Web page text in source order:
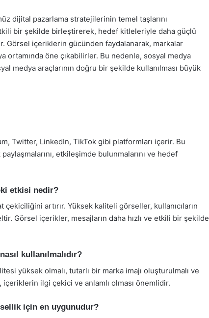
dijital pazarlama stratejilerinin temel taşlarını
bir şekilde birleştirerek, hedef kitleleriyle daha güçlü
Görsel içeriklerin gücünden faydalanarak, markalar
ortamında öne çıkabilirler. Bu nedenle, sosyal medya
medya araçlarının doğru bir şekilde kullanılması büyük
Twitter, LinkedIn, TikTok gibi platformları içerir. Bu
etkileşimde bulunmalarını ve hedef
etkisi nedir?
artırır. Yüksek kaliteli görseller, kullanıcıların
Görsel içerikler, mesajların daha hızlı ve etkili bir şekilde
kullanılmalıdır?
yüksek olmalı, tutarlı bir marka imajı oluşturulmalı ve
içeriklerin ilgi çekici ve anlamlı olması önemlidir.
için en uygunudur?